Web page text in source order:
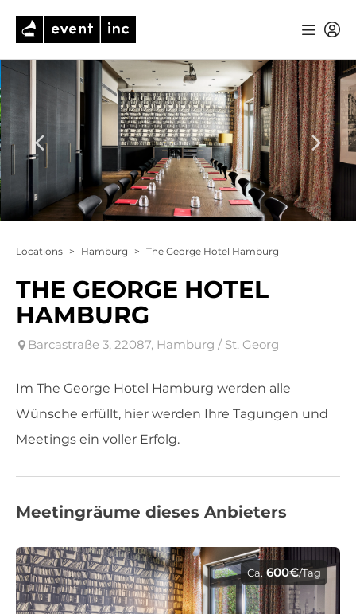
Locations > Hamburg > The George Hotel Hamburg
THE GEORGE HOTEL
HAMBURG
Barcastraße 3, 22087, Hamburg / St. Georg
Im The George Hotel Hamburg werden alle
Wünsche erfüllt, hier werden Ihre Tagungen und
Meetings ein voller Erfolg.
Meetingräume dieses Anbieters
Ca. 600€/Tag